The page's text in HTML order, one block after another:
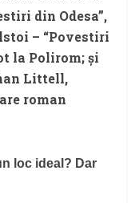
din Odesa”,
– “Povestiri
la Polirom; şi
Littell,
roman
loc ideal? Dar